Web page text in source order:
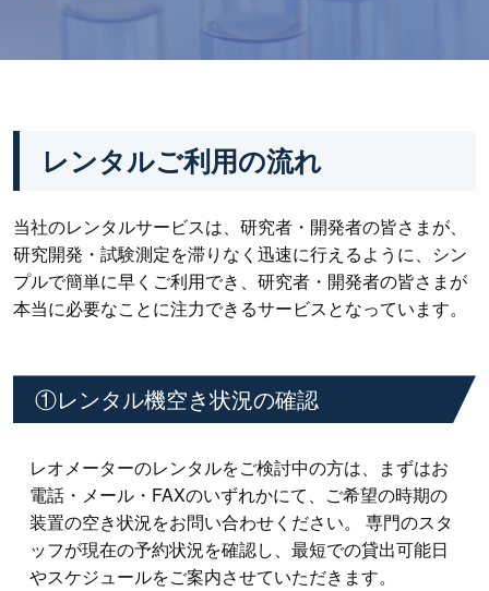
レンタルご利用の流れ
当社のレンタルサービスは、研究者・開発者の皆さまが、
研究開発・試験測定を滞りなく迅速に行えるように、シン
プルで簡単に早くご利用でき、研究者・開発者の皆さまが
本当に必要なことに注力できるサービスとなっています。
①レンタル機空き状況の確認
レオメーターのレンタルをご検討中の方は、まずはお
電話・メール・FAXのいずれかにて、ご希望の時期の
装置の空き状況をお問い合わせください。 専門のスタ
ッフが現在の予約状況を確認し、最短での貸出可能日
やスケジュールをご案内させていただきます。